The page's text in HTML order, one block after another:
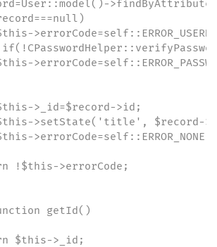
>_id=$record->id;
>setState('title', $record-
>errorCode=self::ERROR_NONE;
!$this->errorCode;
getId()
$this->_id;